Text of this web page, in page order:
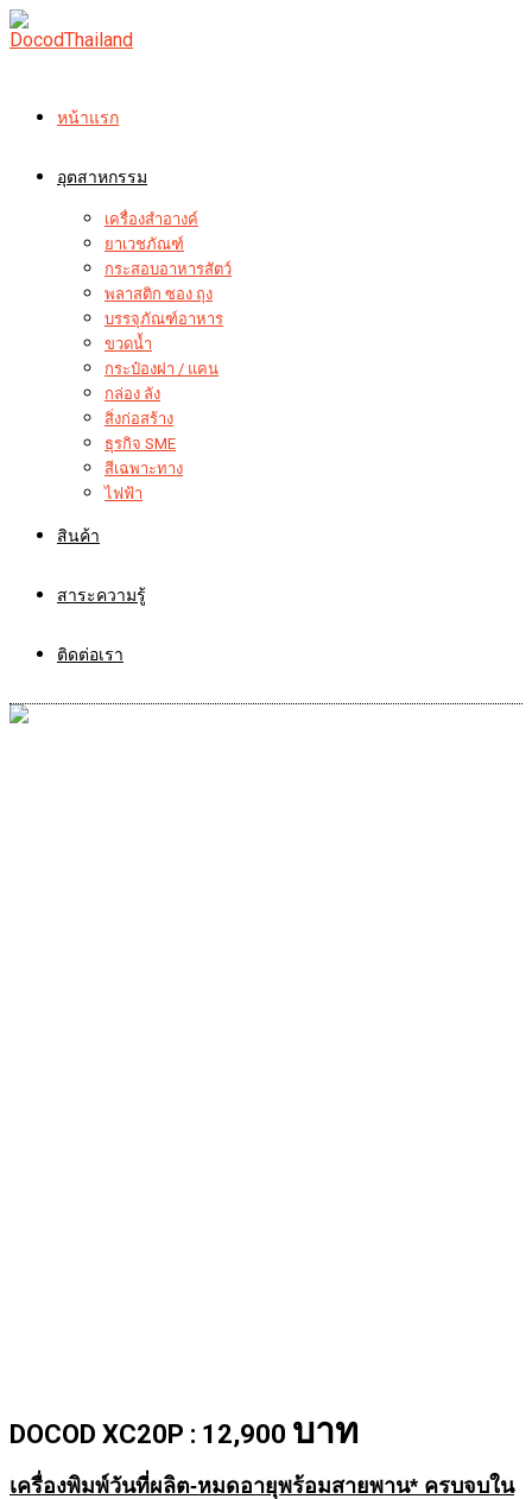
Skip
to
หน้าแรก
อุตสาหกรรม
เครื่องสำอางค์
ยาเวชภัณฑ์
กระสอบอาหารสัตว์
พลาสติก ซอง ถุง
บรรจุภัณฑ์อาหาร
ขวดน้ำ
กระป๋องฝา / แคน
กล่อง ลัง
สิ่งก่อสร้าง
ธุรกิจ SME
สีเฉพาะทาง
ไฟฟ้า
สินค้า
สาระความรู้
ติดต่อเรา
DOCOD XC20P : 12,900 บาท
เครื่องพิมพ์วันที่ผลิต-หมดอายุพร้อมสายพาน* ครบจบใน